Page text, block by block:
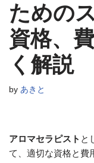
ための
資格、
く解説
by あきと
アロマセラピスト と
て、適切な資格と費